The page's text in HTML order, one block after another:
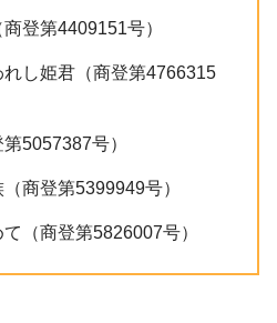
登第4409151号）
し姫君（商登第4766315
5057387号）
商登第5399949号）
（商登第5826007号）